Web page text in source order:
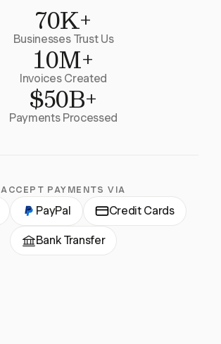
70K+
Businesses Trust Us
10M+
Invoices Created
$50B+
Payments Processed
ACCEPT PAYMENTS VIA
PayPal Credit Cards
Bank Transfer